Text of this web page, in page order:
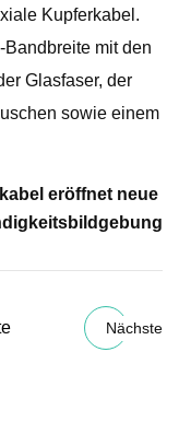
Kupferkabel.
mit den
Glasfaser, der
sowie einem
eröffnet neue
Nächste